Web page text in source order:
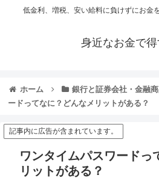
低金利、増税、安い給料に負けずにお金
身近なお金で
ホーム 銀行と証券会社・金融
ードってなに？どんなメリットがある？
記事内に広告が含まれています。
ワンタイムパスワードっ
リットがある？